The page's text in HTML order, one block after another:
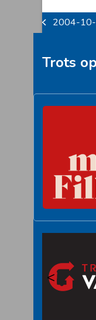
previous
2004-10-
Trots
<